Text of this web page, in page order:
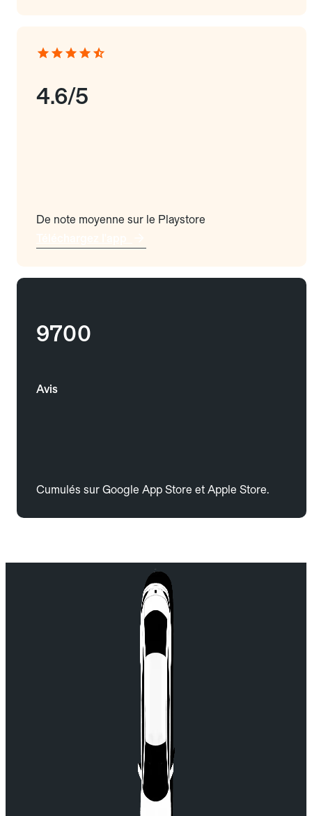
4.6/5
De note moyenne sur le Playstore
9700
Avis
Cumulés sur Google App Store et Apple Store.